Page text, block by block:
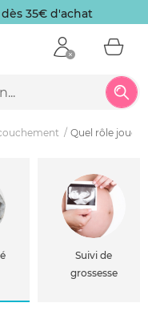
dès 35€ d'achat
Quel rôle jouer,
Suivi de
grossesse